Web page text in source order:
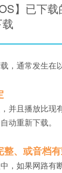
】已下
，通常发生在
并且播放比现
动重新下载。
、或音档
，如果网路有